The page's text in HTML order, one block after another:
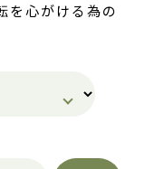
を心がける為の